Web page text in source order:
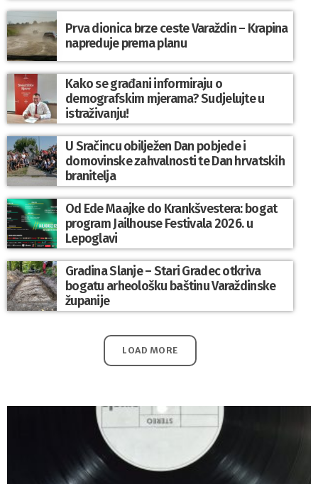
Prva dionica brze ceste Varaždin – Krapina
napreduje prema planu
Kako se građani informiraju o
demografskim mjerama? Sudjelujte u
istraživanju!
U Sračincu obilježen Dan pobjede i
domovinske zahvalnosti te Dan hrvatskih
branitelja
Od Ede Maajke do Krankšvestera: bogat
program Jailhouse Festivala 2026. u
Lepoglavi
Gradina Slanje – Stari Gradec otkriva
bogatu arheološku baštinu Varaždinske
županije
LOAD MORE